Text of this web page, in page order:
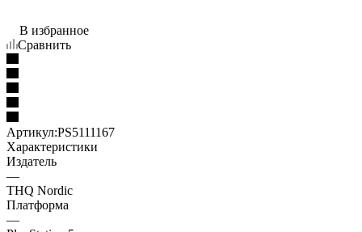
В избранное
Сравнить
Артикул:PS5111167
Характеристики
Издатель
—
THQ Nordic
Платформа
—